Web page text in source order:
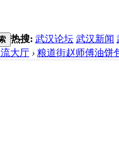
热搜: 武汉论坛 武汉新闻
大厅 › 粮道街赵师傅油饼